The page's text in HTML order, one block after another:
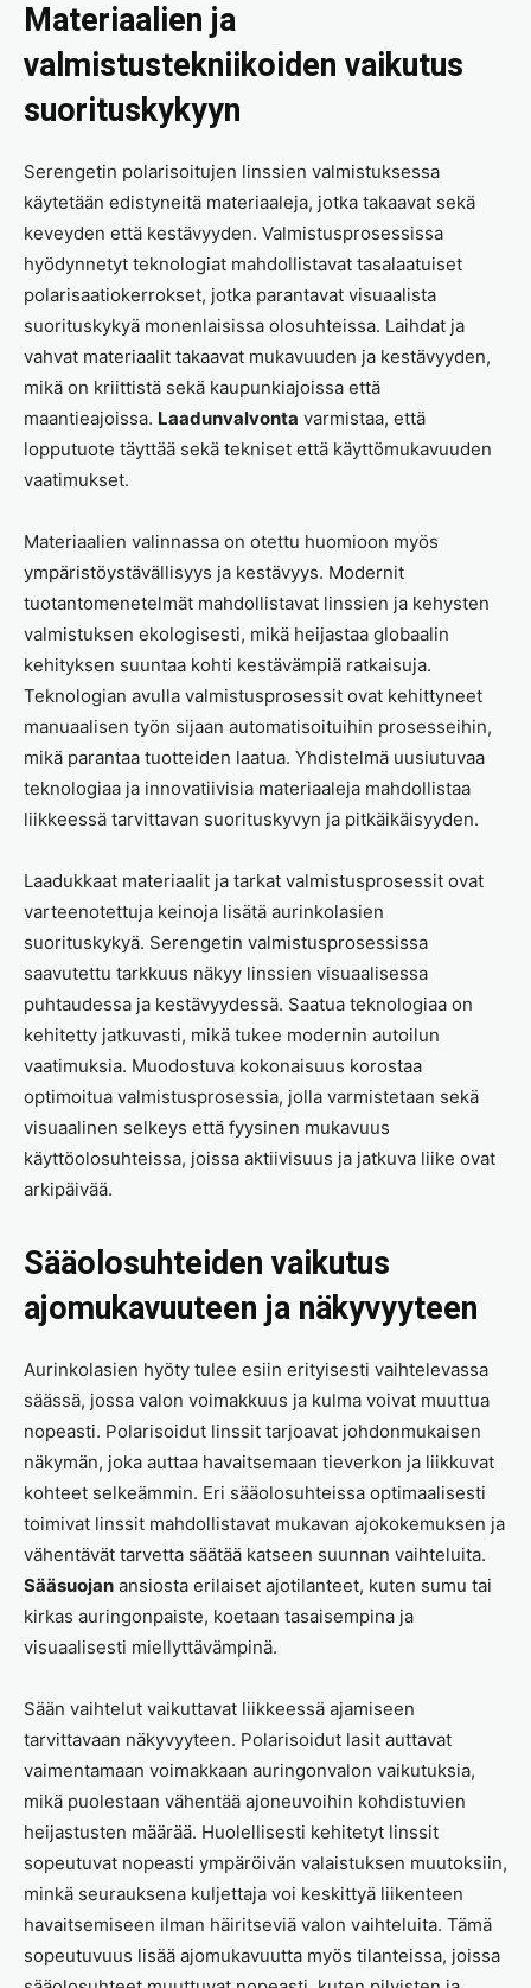
Materiaalien ja
valmistustekniikoiden vaikutus
suorituskykyyn
Serengetin polarisoitujen linssien valmistuksessa
käytetään edistyneitä materiaaleja, jotka takaavat sekä
keveyden että kestävyyden. Valmistusprosessissa
hyödynnetyt teknologiat mahdollistavat tasalaatuiset
polarisaatiokerrokset, jotka parantavat visuaalista
suorituskykyä monenlaisissa olosuhteissa. Laihdat ja
vahvat materiaalit takaavat mukavuuden ja kestävyyden,
mikä on kriittistä sekä kaupunkiajoissa että
maantieajoissa. Laadunvalvonta varmistaa, että
lopputuote täyttää sekä tekniset että käyttömukavuuden
vaatimukset.
Materiaalien valinnassa on otettu huomioon myös
ympäristöystävällisyys ja kestävyys. Modernit
tuotantomenetelmät mahdollistavat linssien ja kehysten
valmistuksen ekologisesti, mikä heijastaa globaalin
kehityksen suuntaa kohti kestävämpiä ratkaisuja.
Teknologian avulla valmistusprosessit ovat kehittyneet
manuaalisen työn sijaan automatisoituihin prosesseihin,
mikä parantaa tuotteiden laatua. Yhdistelmä uusiutuvaa
teknologiaa ja innovatiivisia materiaaleja mahdollistaa
liikkeessä tarvittavan suorituskyvyn ja pitkäikäisyyden.
Laadukkaat materiaalit ja tarkat valmistusprosessit ovat
varteenotettuja keinoja lisätä aurinkolasien
suorituskykyä. Serengetin valmistusprosessissa
saavutettu tarkkuus näkyy linssien visuaalisessa
puhtaudessa ja kestävyydessä. Saatua teknologiaa on
kehitetty jatkuvasti, mikä tukee modernin autoilun
vaatimuksia. Muodostuva kokonaisuus korostaa
optimoitua valmistusprosessia, jolla varmistetaan sekä
visuaalinen selkeys että fyysinen mukavuus
käyttöolosuhteissa, joissa aktiivisuus ja jatkuva liike ovat
arkipäivää.
Sääolosuhteiden vaikutus
ajomukavuuteen ja näkyvyyteen
Aurinkolasien hyöty tulee esiin erityisesti vaihtelevassa
säässä, jossa valon voimakkuus ja kulma voivat muuttua
nopeasti. Polarisoidut linssit tarjoavat johdonmukaisen
näkymän, joka auttaa havaitsemaan tieverkon ja liikkuvat
kohteet selkeämmin. Eri sääolosuhteissa optimaalisesti
toimivat linssit mahdollistavat mukavan ajokokemuksen ja
vähentävät tarvetta säätää katseen suunnan vaihteluita.
Sääsuojan ansiosta erilaiset ajotilanteet, kuten sumu tai
kirkas auringonpaiste, koetaan tasaisempina ja
visuaalisesti miellyttävämpinä.
Sään vaihtelut vaikuttavat liikkeessä ajamiseen
tarvittavaan näkyvyyteen. Polarisoidut lasit auttavat
vaimentamaan voimakkaan auringonvalon vaikutuksia,
mikä puolestaan vähentää ajoneuvoihin kohdistuvien
heijastusten määrää. Huolellisesti kehitetyt linssit
sopeutuvat nopeasti ympäröivän valaistuksen muutoksiin,
minkä seurauksena kuljettaja voi keskittyä liikenteen
havaitsemiseen ilman häiritseviä valon vaihteluita. Tämä
sopeutuvuus lisää ajomukavuutta myös tilanteissa, joissa